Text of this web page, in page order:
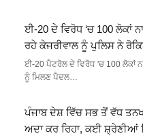
ਈ-20 ਦੇ ਵਿਰੋਧ ‘ਚ 100 ਲੋਕਾਂ
ਰਹੇ ਕੇਜਰੀਵਾਲ ਨੂੰ ਪੁਲਿਸ ਨੇ
ਈ-20 ਪੈਟਰੋਲ ਦੇ ਵਿਰੋਧ 'ਚ 100 ਲੋਕਾਂ
ਨੂੰ ਮਿਲਣ ਪੈਦਲ…
ਪੰਜਾਬ ਦੇਸ਼ ਵਿੱਚ ਸਭ ਤੋਂ ਵੱਧ
ਅਦਾ ਕਰ ਰਿਹਾ, ਕਈ ਸ਼੍ਰੇਣੀਆਂ